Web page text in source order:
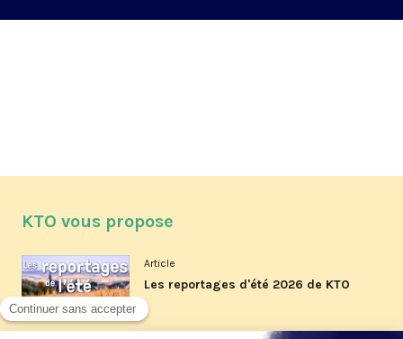
KTO vous propose
Article
Les reportages d'été 2026 de KTO